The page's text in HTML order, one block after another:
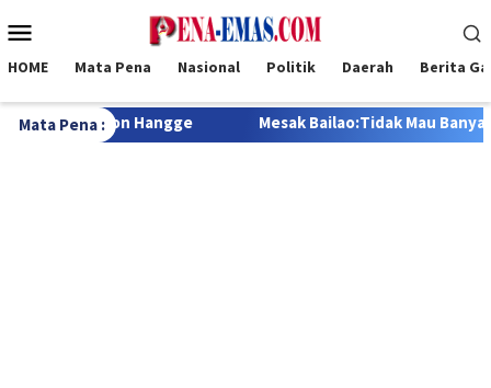
ke
Mobile
HOME Mata Pena Nasional Politik Daerah Berita
Mata Pena :
Mesak Bailao:Tidak Mau Banyak Janji Tapi Tak Henti Berusaha